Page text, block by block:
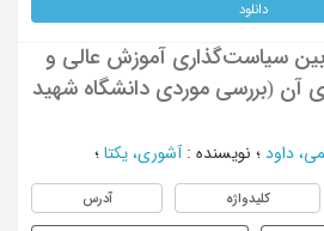
دانلود
سیاست‌گذاری آموزش عالی و
آن (بررسی موردی دانشگاه شهید
داود ؛ نویسنده : آشوری، یکتا ؛
کلیدواژه آدرس